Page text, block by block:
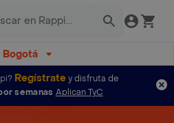
Bogotá
Regístratey disfruta de
semanas Aplican TyC